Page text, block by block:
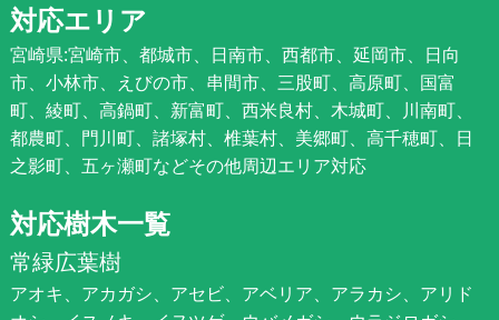
対応エリア
宮崎県:宮崎市、都城市、日南市、西都市、延岡市、日向
市、小林市、えびの市、串間市、三股町、高原町、国富
町、綾町、高鍋町、新富町、西米良村、木城町、川南町、
都農町、門川町、諸塚村、椎葉村、美郷町、高千穂町、日
之影町、五ヶ瀬町などその他周辺エリア対応
対応樹木一覧
常緑広葉樹
アオキ、アカガシ、アセビ、アベリア、アラカシ、アリド